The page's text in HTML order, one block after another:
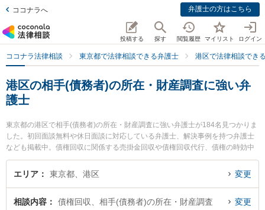
ココナラへ 弁護士の方はこちら
投稿する 探す 閲覧履歴 マイリスト ログイン
ココナラ法律相談 東京都で法律相談できる弁護士 港区で法律相談でき
港区の相手(債務者)の所在・財産調査に強い弁
護士
東京都の港区で相手(債務者)の所在・財産調査に強い弁護士が184名見つかりま
した。初回面談無料や休日面談に対応している弁護士、解決事例を持つ弁護士
なども掲載中。債権回収に関係する売掛金回収や債権回収代行、債権の時効中
断等の細かな分野での絞り込み検索もでき便利です。特に岡綜合法律事務所の
森本 偲音弁護士や青山北町法律事務所の松本 理平弁護士、ルシェル法律事務所
ルを今すぐに弁護士に相談したい』『相手(債務者)の所在・財産調査のトラブル
エリア 東京都、港区 変更
相談内容 債権回収、相手(債務者)の所在・財産調査 変更